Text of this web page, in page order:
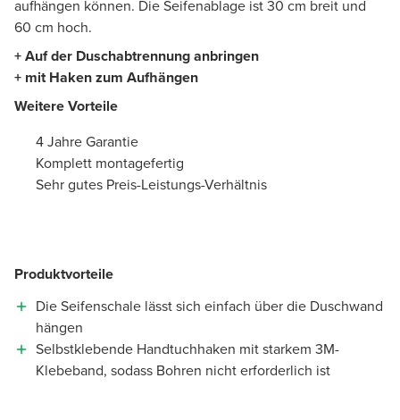
aufhängen können. Die Seifenablage ist 30 cm breit und
60 cm hoch.
+ Auf der Duschabtrennung anbringen
+ mit Haken zum Aufhängen
Weitere Vorteile
4 Jahre Garantie
Komplett montagefertig
Sehr gutes Preis-Leistungs-Verhältnis
Produktvorteile
Die Seifenschale lässt sich einfach über die Duschwand
hängen
Selbstklebende Handtuchhaken mit starkem 3M-
Klebeband, sodass Bohren nicht erforderlich ist